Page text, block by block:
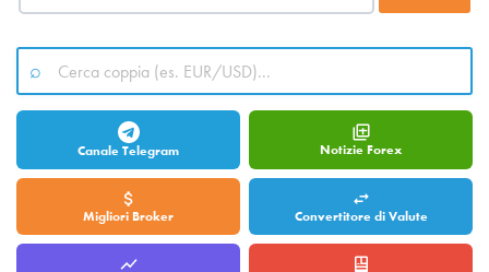
Canale Telegram Notizie Forex
Migliori Broker Convertitore di Valute